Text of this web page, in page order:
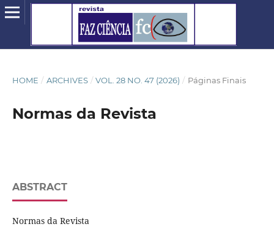
HOME / ARCHIVES / VOL. 28 NO. 47 (2026) / Páginas Finais
Normas da Revista
ABSTRACT
Normas da Revista